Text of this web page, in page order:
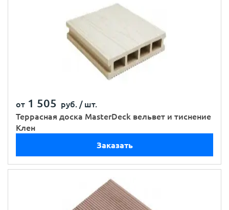
от 1 505 руб. / шт.
Террасная доска MasterDeck вельвет и тиснение
Клен
Заказать